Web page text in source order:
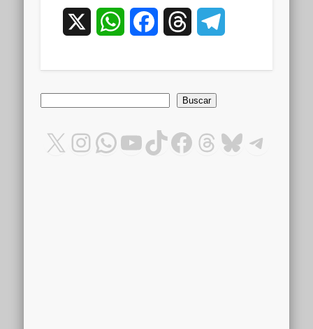
WhatsAppFacebookThreads
Buscar
X Instagram
WhatsApp
YouTube
TikTok
Facebook
Threads
Bluesky